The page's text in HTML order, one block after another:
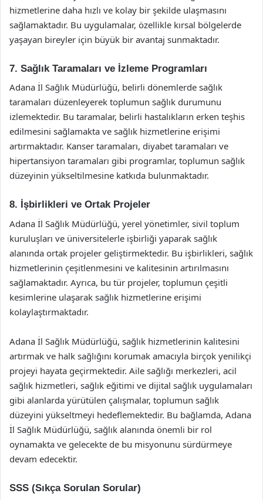
hizmetlerine daha hızlı ve kolay bir şekilde ulaşmasını
sağlamaktadır. Bu uygulamalar, özellikle kırsal bölgelerde
yaşayan bireyler için büyük bir avantaj sunmaktadır.
7. Sağlık Taramaları ve İzleme Programları
Adana İl Sağlık Müdürlüğü, belirli dönemlerde sağlık
taramaları düzenleyerek toplumun sağlık durumunu
izlemektedir. Bu taramalar, belirli hastalıkların erken teşhis
edilmesini sağlamakta ve sağlık hizmetlerine erişimi
artırmaktadır. Kanser taramaları, diyabet taramaları ve
hipertansiyon taramaları gibi programlar, toplumun sağlık
düzeyinin yükseltilmesine katkıda bulunmaktadır.
8. İşbirlikleri ve Ortak Projeler
Adana İl Sağlık Müdürlüğü, yerel yönetimler, sivil toplum
kuruluşları ve üniversitelerle işbirliği yaparak sağlık
alanında ortak projeler geliştirmektedir. Bu işbirlikleri, sağlık
hizmetlerinin çeşitlenmesini ve kalitesinin artırılmasını
sağlamaktadır. Ayrıca, bu tür projeler, toplumun çeşitli
kesimlerine ulaşarak sağlık hizmetlerine erişimi
kolaylaştırmaktadır.
Adana İl Sağlık Müdürlüğü, sağlık hizmetlerinin kalitesini
artırmak ve halk sağlığını korumak amacıyla birçok yenilikçi
projeyi hayata geçirmektedir. Aile sağlığı merkezleri, acil
sağlık hizmetleri, sağlık eğitimi ve dijital sağlık uygulamaları
gibi alanlarda yürütülen çalışmalar, toplumun sağlık
düzeyini yükseltmeyi hedeflemektedir. Bu bağlamda, Adana
İl Sağlık Müdürlüğü, sağlık alanında önemli bir rol
oynamakta ve gelecekte de bu misyonunu sürdürmeye
devam edecektir.
SSS (Sıkça Sorulan Sorular)